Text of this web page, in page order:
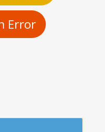
Error